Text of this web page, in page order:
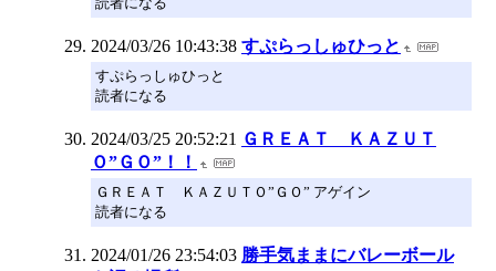
2024/03/26 10:43:38 すぷらっしゅひっと
すぷらっしゅひっと
読者になる
2024/03/25 20:52:21 ＧＲＥＡＴ ＫＡＺＵＴ
Ｏ”ＧＯ”！！
ＧＲＥＡＴ ＫＡＺＵＴＯ”ＧＯ” アゲイン
読者になる
2024/01/26 23:54:03 勝手気ままにバレーボール